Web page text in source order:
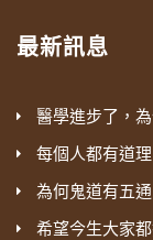
最新訊息
醫學進步了，
每個人都有道
為何鬼道有五
希望今生大家